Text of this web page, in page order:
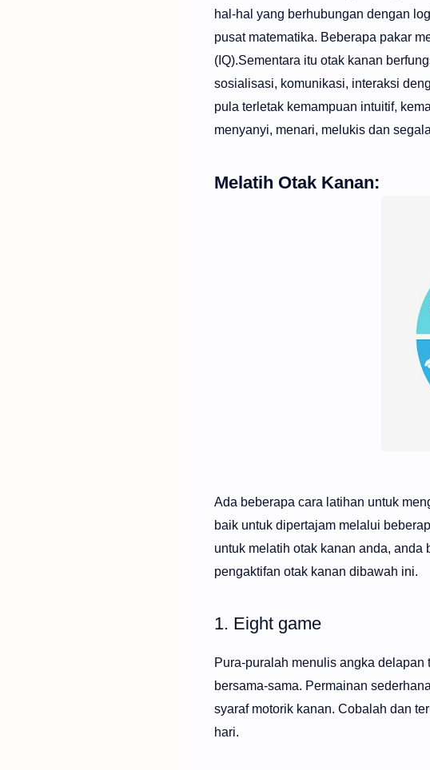
hal-hal yang berhubungan dengan
pusat matematika. Beberapa pakar
(IQ).Sementara itu otak kanan
sosialisasi, komunikasi, interaksi
pula terletak kemampuan intuitif,
menyanyi, menari, melukis dan
Melatih Otak Kanan:
Ada beberapa cara latihan untuk
baik untuk dipertajam melalui
untuk melatih otak kanan anda,
pengaktifan otak kanan dibawah ini.
1. Eight game
Pura-puralah menulis angka
bersama-sama. Permainan
syaraf motorik kanan. Cobalah dan
hari.